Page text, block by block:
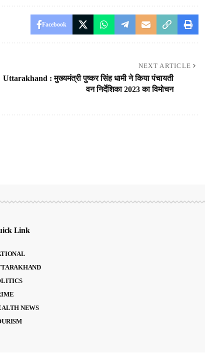
Facebook
NEXT ARTICLE
Uttarakhand : मुख्यमंत्री पुष्कर सिंह धामी ने किया पंचायती
वन निर्देशिका 2023 का विमोचन
Link
NEWS